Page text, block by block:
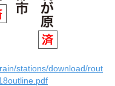
stations/download/rout